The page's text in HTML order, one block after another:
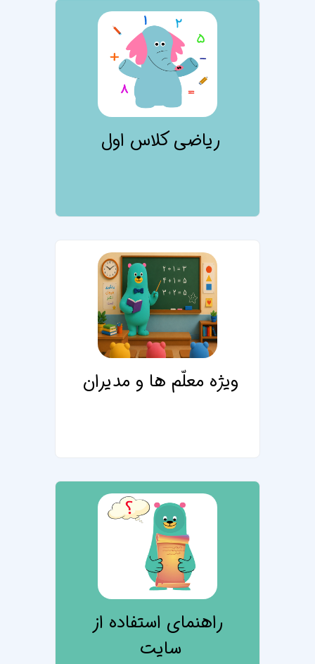
تصویر درس
ریاضی کلاس اول
تصویر درس ویژه
ویژه معلّم ها و مدیران
تصویر درس
راهنمای استفاده از
سایت